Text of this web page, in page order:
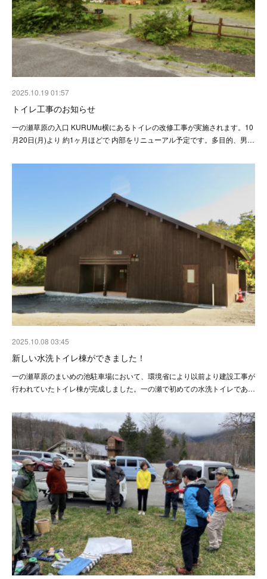
2025.10.19 01:57
トイレ工事のお知らせ
一の瀬草原の入口 KURUMu横にあるトイレの改修工事が実施されます。10
月20日(月)より 約1ヶ月ほどで 内部をリニューアル予定です。多目的、男…
2025.10.08 03:45
新しい水洗トイレ棟ができました！
一の瀬草原のまいめの池駐車場において、環境省により以前より建設工事が
行われていたトイレ棟が完成しました。一の瀬で初めての水洗トイレであ…